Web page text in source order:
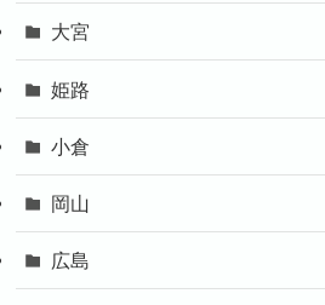
大宮
姫路
小倉
岡山
広島